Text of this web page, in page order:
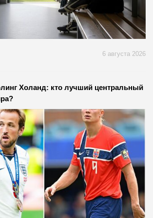
6 августа 2026
Холанд: кто лучший центральный